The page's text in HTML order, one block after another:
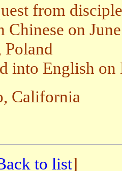
from
Chinese on
Poland
into English on
California
to list]